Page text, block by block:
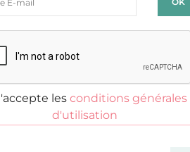
les conditions générales
d'utilisation